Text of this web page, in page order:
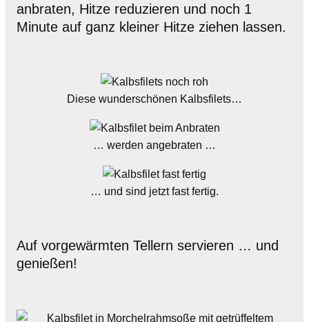
anbraten, Hitze reduzieren und noch 1
Minute auf ganz kleiner Hitze ziehen lassen.
Diese wunderschönen Kalbsfilets…
… werden angebraten …
… und sind jetzt fast fertig.
Auf vorgewärmten Tellern servieren … und
genießen!